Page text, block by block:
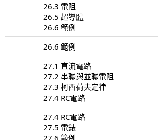
26.3 電阻
26.5 超導體
26.6 範例
26.6 範例
27.1 直流電路
27.2 串聯與並聯電阻
27.3 柯西荷夫定律
27.4 RC電路
27.4 RC電路
27.5 電錶
27.6 範例